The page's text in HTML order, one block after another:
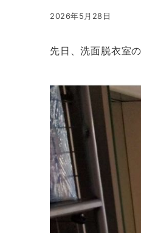
2026年5月28日
先日、洗面脱衣室